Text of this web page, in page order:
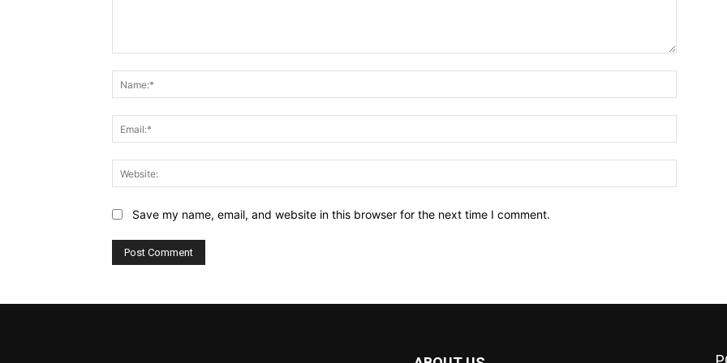
Save my name, email, and website in this browser for the next time I comment.